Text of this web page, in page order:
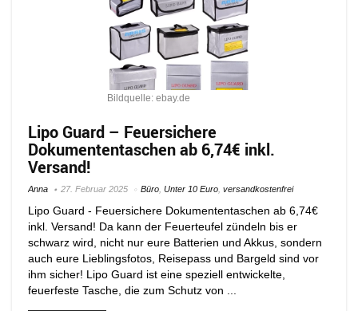
Bildquelle: ebay.de
Lipo Guard – Feuersichere
Dokumententaschen ab 6,74€ inkl.
Versand!
Anna 27. Februar 2025 Büro Unter 10 Euro versandkostenfrei
Lipo Guard - Feuersichere Dokumententaschen ab 6,74€
inkl. Versand! Da kann der Feuerteufel zündeln bis er
schwarz wird, nicht nur eure Batterien und Akkus, sondern
auch eure Lieblingsfotos, Reisepass und Bargeld sind vor
ihm sicher! Lipo Guard ist eine speziell entwickelte,
feuerfeste Tasche, die zum Schutz von ...